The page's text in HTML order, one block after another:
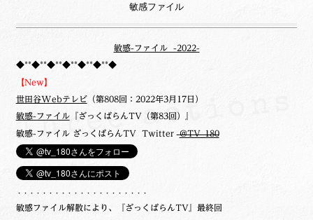
敏感ファイル
敏感-ファイル -2022-
◆**◆**◆**◆**◆**◆**◆
【New】
世田谷Webテレビ（第808回：2022年3月17日）
敏感-ファイル『ざっくばらんTV（第83回）』
敏感-ファイル ざっくばらんTV Twitter @TV_180
・・・・・・・・・・・・・・・・・・・・・
敏感ファイル解散により、『ざっくばらんTV』最終回